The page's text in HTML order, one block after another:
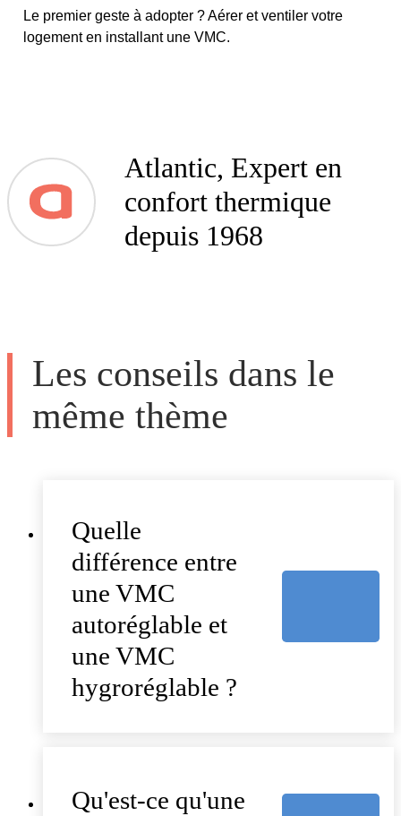
Le premier geste à adopter ? Aérer et ventiler votre
logement en installant une VMC.
Atlantic, Expert en
confort thermique
depuis 1968
Les conseils dans le
même thème
Quelle
différence entre
une VMC
autoréglable et
une VMC
hygroréglable ?
Qu'est-ce qu'une